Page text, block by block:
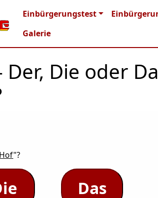
Main navigation
Einbürgerungstest
Galerie
Der, Die oder
Hof"?
Das